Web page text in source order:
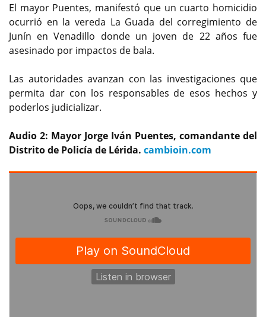
El mayor Puentes, manifestó que un cuarto homicidio
ocurrió en la vereda La Guada del corregimiento de
Junín en Venadillo donde un joven de 22 años fue
asesinado por impactos de bala.
Las autoridades avanzan con las investigaciones que
permita dar con los responsables de esos hechos y
poderlos judicializar.
Audio 2: Mayor Jorge Iván Puentes, comandante del
Distrito de Policía de Lérida. cambioin.com